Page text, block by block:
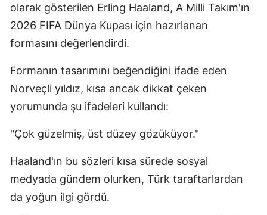
olarak gösterilen Erling Haaland, A Milli Takım'ın
2026 FIFA Dünya Kupası için hazırlanan
formasını değerlendirdi.
Formanın tasarımını beğendiğini ifade eden
Norveçli yıldız, kısa ancak dikkat çeken
yorumunda şu ifadeleri kullandı:
"Çok güzelmiş, üst düzey gözüküyor."
Haaland'ın bu sözleri kısa sürede sosyal
medyada gündem olurken, Türk taraftarlardan
da yoğun ilgi gördü.